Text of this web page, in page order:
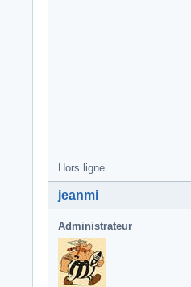
Hors ligne
jeanmi
Administrateur